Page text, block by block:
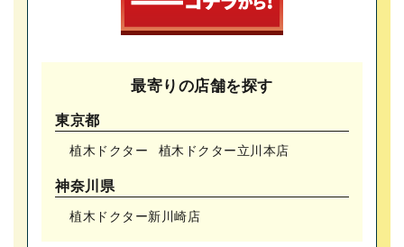
最寄りの店舗を探す
東京都
植木ドクター 植木ドクター⽴川本店
神奈川県
植木ドクター新川崎店